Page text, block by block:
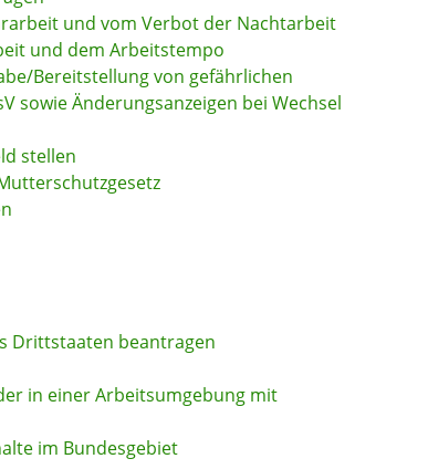
und vom Verbot der Nachtarbeit
und dem Arbeitstempo
Bereitstellung von gefährlichen
sowie Änderungsanzeigen bei Wechsel
stellen
Drittstaaten beantragen
in einer Arbeitsumgebung mit
im Bundesgebiet